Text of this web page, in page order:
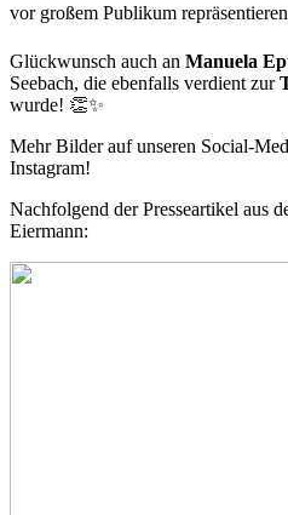
vor großem Publikum
Glückwunsch auch an Manuela
Seebach, die ebenfalls verdient zur
wurde! 👏✨
Mehr Bilder auf unseren Social-
Instagram!
Nachfolgend der Presseartikel aus
Eiermann: